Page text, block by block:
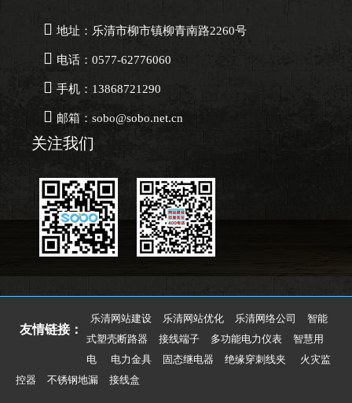
 地址：乐清市柳市镇柳青南路2260号
 电话：0577-62776060
 手机：13868721290
 邮箱：sobo@sobo.net.cn
关注我们
友情链接：
乐清网站建设 乐清网站优化 乐清网络公司
智能
式塑壳断路器
接线端子 多功能电力仪表
智慧用
电
电力金具 固态继电器 绝缘穿刺线夹
火灾监
控器
不锈钢地漏 接线盒